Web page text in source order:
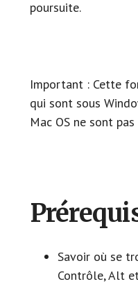
poursuite.
Important : Cette
qui sont sous
Mac OS ne sont
Savoir où se
Contrôle, Alt